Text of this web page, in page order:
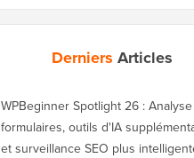
Derniers Articles
WPBeginner Spotlight 26 :
formulaires, outils d'IA
et surveillance SEO plus